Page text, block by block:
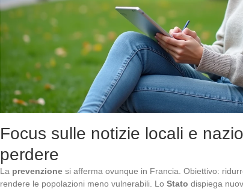
Focus sulle notizie locali e
perdere
La prevenzione si afferma ovunque in Francia. Obiettivo:
rendere le popolazioni meno vulnerabili. Lo Stato dispiega